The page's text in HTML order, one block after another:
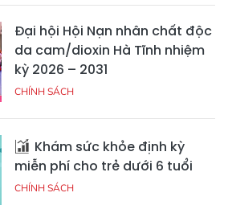
Đại hội Hội Nạn nhân chất độc
da cam/dioxin Hà Tĩnh nhiệm
kỳ 2026 – 2031
CHÍNH SÁCH
Khám sức khỏe định kỳ
miễn phí cho trẻ dưới 6 tuổi
CHÍNH SÁCH